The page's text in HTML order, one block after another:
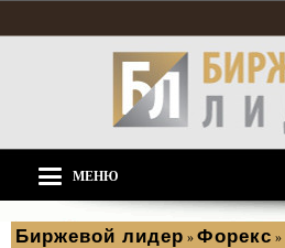
МЕНЮ
Биржевой лидер » Форекс »